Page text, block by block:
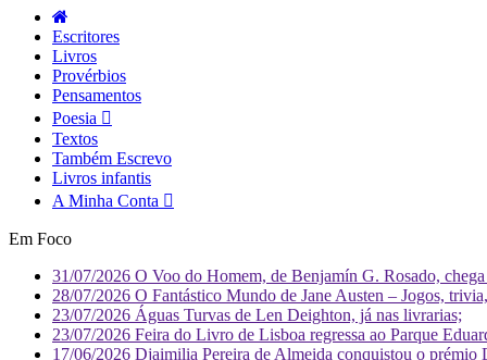
Escritores
Livros
Provérbios
Pensamentos
Poesia
Textos
Também Escrevo
Livros infantis
A Minha Conta
Em Foco
31/07/2026 O Voo do Homem, de Benjamín G. Rosado,
28/07/2026 O Fantástico Mundo de Jane Austen – Jogos,
23/07/2026 Águas Turvas de Len Deighton, já nas livrarias;
23/07/2026 Feira do Livro de Lisboa regressa ao Parque
17/06/2026 Djaimilia Pereira de Almeida conquistou o